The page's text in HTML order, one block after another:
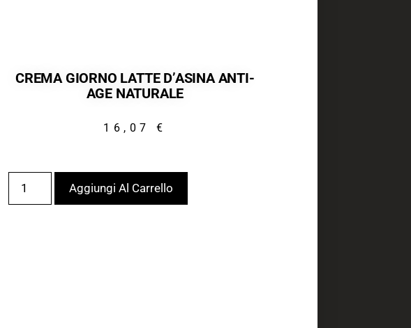
CREMA GIORNO LATTE D’ASINA ANTI-
AGE NATURALE
16,07 €
Aggiungi Al Carrello